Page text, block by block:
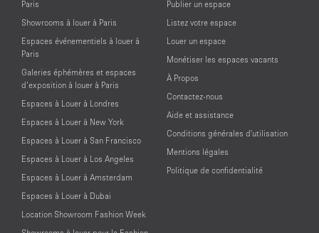
Paris
Showrooms à louer à Paris
Espaces événementiels à louer à
Paris
Galeries éphémères et espaces
d’exposition à louer à Paris
Espaces à Louer à Londres
Espaces à Louer à New York
Espaces à Louer à San Francisco
Espaces à Louer à Los Angeles
Espaces à Louer à Amsterdam
Espaces à Louer à Dubai
Location Showroom Fashion Week
Publier un espace
Listez votre espace
Louer un espace
Monétiser les espaces vacants
À Propos
Contactez-nous
Aide et assistance
Conditions générales d'utilisation
Mentions légales
Politique de confidentialité